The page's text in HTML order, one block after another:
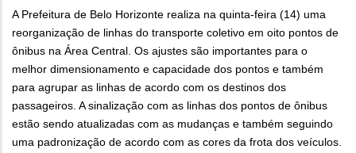
A Prefeitura de Belo Horizonte realiza na quinta-feira (14) uma
reorganização de linhas do transporte coletivo em oito pontos de
ônibus na Área Central. Os ajustes são importantes para o
melhor dimensionamento e capacidade dos pontos e também
para agrupar as linhas de acordo com os destinos dos
passageiros. A sinalização com as linhas dos pontos de ônibus
estão sendo atualizadas com as mudanças e também seguindo
uma padronização de acordo com as cores da frota dos veículos.